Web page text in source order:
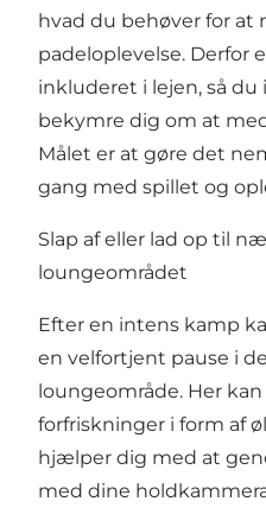
hvad du behøver for at
padeloplevelse. Derfor
inkluderet i lejen, så du
bekymre dig om at
Målet er at gøre det
gang med spillet og
Slap af eller lad op til
loungeområdet
Efter en intens kamp
en velfortjent pause i
loungeområde. Her
forfriskninger i form af
hjælper dig med at
med dine